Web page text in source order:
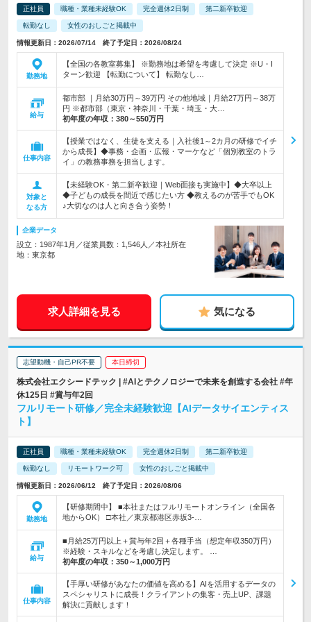
正社員 職種・業種未経験OK 完全週休2日制 第二新卒歓迎
転勤なし 女性のおしごと掲載中
情報更新日：2026/07/14 終了予定日：2026/08/24
勤務地
【全国の各教室募集】 ※勤務地は希望を考慮して決定 ※U・I
ターン歓迎 【転勤について】 転勤なし…
給与
都市部 ｜月給30万円～39万円 その他地域｜月給27万円～38万
円 ※都市部（東京・神奈川・千葉・埼玉・大…
初年度の年収： 380～550万円
仕事内容
【授業ではなく、生徒を支える｜入社後1～2カ月の研修でイチ
から成長】◆事務・企画・広報・マーケなど「個別教室のトラ
イ」の教務事務を担当します。
対象と
なる方
【未経験OK・第二新卒歓迎｜Web面接も実施中】◆大卒以上
◆子どもの成長を間近で感じたい方 ◆教えるのが苦手でもOK
♪大切なのは人と向き合う姿勢！
企業データ
設立：1987年1月／従業員数：1,546人／本社所在
地：東京都
求人詳細を見る 気になる
志望動機・自己PR不要 本日締切
株式会社エクシードテック | #AIとテクノロジーで未来を創造する会社 #年
休125日 #賞与年2回
フルリモート研修／完全未経験歓迎【AIデータサイエンティス
ト】
正社員 職種・業種未経験OK 完全週休2日制 第二新卒歓迎
転勤なし リモートワーク可 女性のおしごと掲載中
情報更新日：2026/06/12 終了予定日：2026/08/06
勤務地
【研修期間中】 ■本社またはフルリモートオンライン（全国各
地からOK） □本社／東京都港区赤坂3-…
給与
■月給25万円以上＋賞与年2回＋各種手当（想定年収350万円）
※経験・スキルなどを考慮し決定します。 …
初年度の年収： 350～1,000万円
仕事内容
【手厚い研修があなたの価値を高める】AIを活用するデータの
スペシャリストに成長！クライアントの集客・売上UP、課題
解決に貢献します！